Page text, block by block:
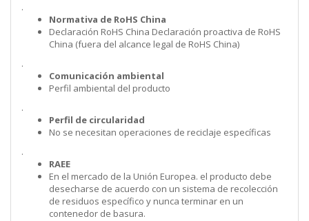
.
Normativa de RoHS China
Declaración RoHS China Declaración proactiva de RoHS
China (fuera del alcance legal de RoHS China)
.
Comunicación ambiental
Perfil ambiental del producto
.
Perfil de circularidad
No se necesitan operaciones de reciclaje específicas
.
RAEE
En el mercado de la Unión Europea. el producto debe
desecharse de acuerdo con un sistema de recolección
de residuos específico y nunca terminar en un
contenedor de basura.